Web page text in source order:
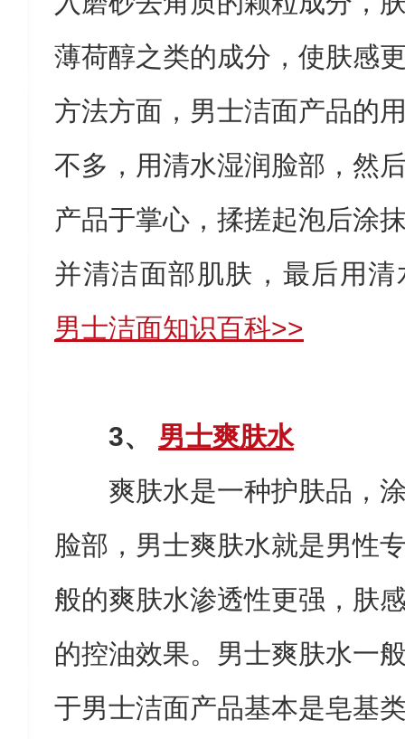
薄荷醇之类的成分，使肤感
方法方面，男士洁面产品的
不多，用清水湿润脸部，然
产品于掌心，揉搓起泡后涂
并清洁面部肌肤，最后用
男士洁面知识百科>>
3、
男士爽肤水
爽肤水是一种护肤品，
脸部，男士爽肤水就是男性
般的爽肤水渗透性更强，肤
的控油效果。男士爽肤水一
于男士洁面产品基本是皂基